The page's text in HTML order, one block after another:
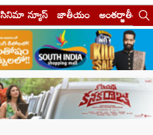
సినిమా న్యూస్ జాతీయం అంతర్జాతీయం